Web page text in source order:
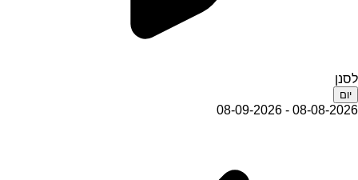
לסנן
יום
08-08-2026 - 08-09-2026